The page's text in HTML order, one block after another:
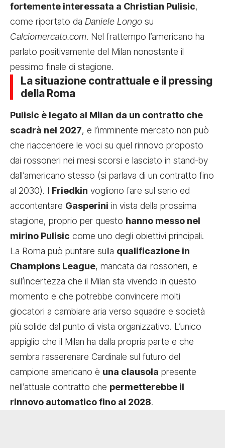
fortemente interessata a Christian Pulisic,
come riportato da Daniele Longo su
Calciomercato.com. Nel frattempo l’americano ha
parlato positivamente del Milan nonostante il
pessimo finale di stagione.
La situazione contrattuale e il pressing
della Roma
Pulisic è legato al Milan da un contratto che
scadrà nel 2027, e l’imminente mercato non può
che riaccendere le voci su quel rinnovo proposto
dai rossoneri nei mesi scorsi e lasciato in stand-by
dall’americano stesso (si parlava di un contratto fino
al 2030). I Friedkin vogliono fare sul serio ed
accontentare Gasperini in vista della prossima
stagione, proprio per questo hanno messo nel
mirino Pulisic come uno degli obiettivi principali.
La Roma può puntare sulla qualificazione in
Champions League, mancata dai rossoneri, e
sull’incertezza che il Milan sta vivendo in questo
momento e che potrebbe convincere molti
giocatori a cambiare aria verso squadre e società
più solide dal punto di vista organizzativo. L’unico
appiglio che il Milan ha dalla propria parte e che
sembra rasserenare Cardinale sul futuro del
campione americano è una clausola presente
nell’attuale contratto che permetterebbe il
rinnovo automatico fino al 2028.